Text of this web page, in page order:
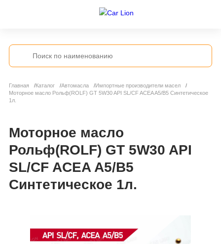
Главная Каталог Автомасла
Импортные производители масел
Моторное масло Рольф(ROLF) GT 5W30 API SL/CF ACEA A5/B5 Синтетическое
1л.
Моторное масло
Рольф(ROLF) GT 5W30 API
SL/CF ACEA A5/B5
Синтетическое 1л.